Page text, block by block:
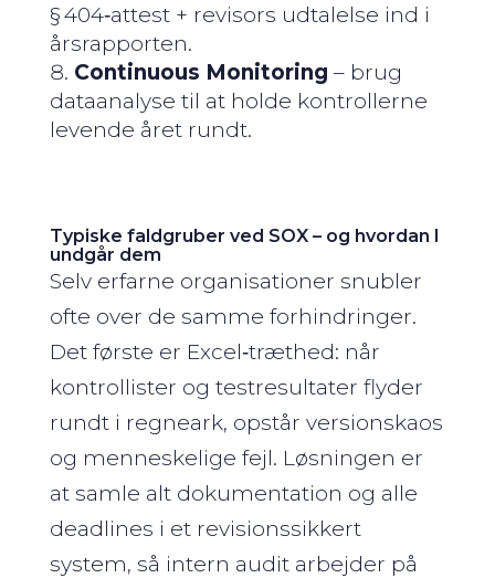
§ 404‑attest + revisors udtalelse ind i
årsrapporten.
Continuous Monitoring – brug
dataanalyse til at holde kontrollerne
levende året rundt.
Typiske faldgruber ved SOX – og hvordan I
undgår dem
Selv erfarne organisationer snubler
ofte over de samme forhindringer.
Det første er Excel‑træthed: når
kontrollister og testresultater flyder
rundt i regneark, opstår versionskaos
og menneskelige fejl. Løsningen er
at samle alt dokumentation og alle
deadlines i et revisionssikkert
system, så intern audit arbejder på